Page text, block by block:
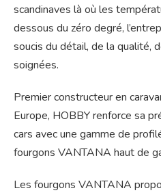
scandinaves là où les
dessous du zéro degré,
soucis du détail, de la qualité,
soignées.
Premier constructeur en
Europe, HOBBY renforce sa
cars avec une gamme de
fourgons VANTANA haut de
Les fourgons VANTANA